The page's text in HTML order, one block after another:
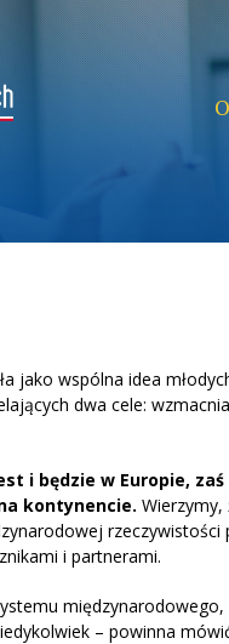
jako wspólna idea
dwa cele:
i będzie w Europie,
kontynencie. Wierzymy,
i partnerami.
– powinna